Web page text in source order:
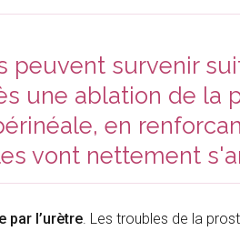
survenir
une ablation de la
en
vont nettement
par l’urètre . Les troubles de la